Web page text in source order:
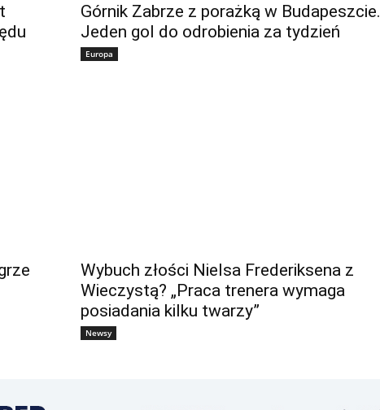
Górnik Zabrze z porażką w Budapeszcie.
Jeden gol do odrobienia za tydzień
Europa
Wybuch złości Nielsa Frederiksena z
Wieczystą? „Praca trenera wymaga
posiadania kilku twarzy”
Newsy